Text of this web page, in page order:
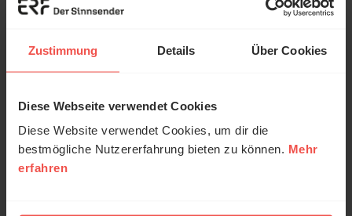
Zustimmung Details Über Cookies
Diese Webseite verwendet Cookies
Diese Website verwendet Cookies, um dir die
bestmögliche Nutzererfahrung bieten zu können. Mehr
erfahren
Die E-Mail-Adresse wird nicht veröffentlicht.
Kommentar:
© Ruth Schneider / ERF